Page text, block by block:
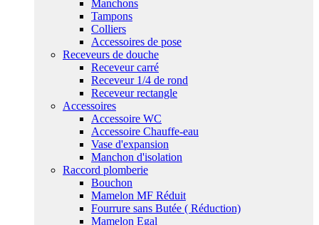
Manchons
Tampons
Colliers
Accessoires de pose
Receveurs de douche
Receveur carré
Receveur 1/4 de rond
Receveur rectangle
Accessoires
Accessoire WC
Accessoire Chauffe-eau
Vase d'expansion
Manchon d'isolation
Raccord plomberie
Bouchon
Mamelon MF Réduit
Fourrure sans Butée ( Réduction)
Mamelon Egal